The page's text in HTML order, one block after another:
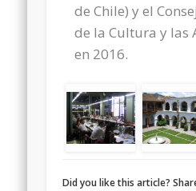
de Chile) y el
de la Cultura y las
en 2016.
Did you like this article?